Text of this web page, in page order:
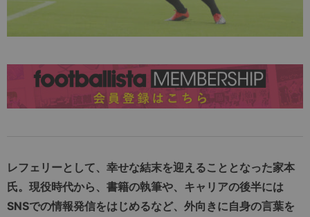
レフェリーとして、幸せな結末を迎えることとなった家本
氏。現役時代から、書籍の執筆や、キャリアの後半には
SNSでの情報発信をはじめるなど、外向きに自身の言葉を